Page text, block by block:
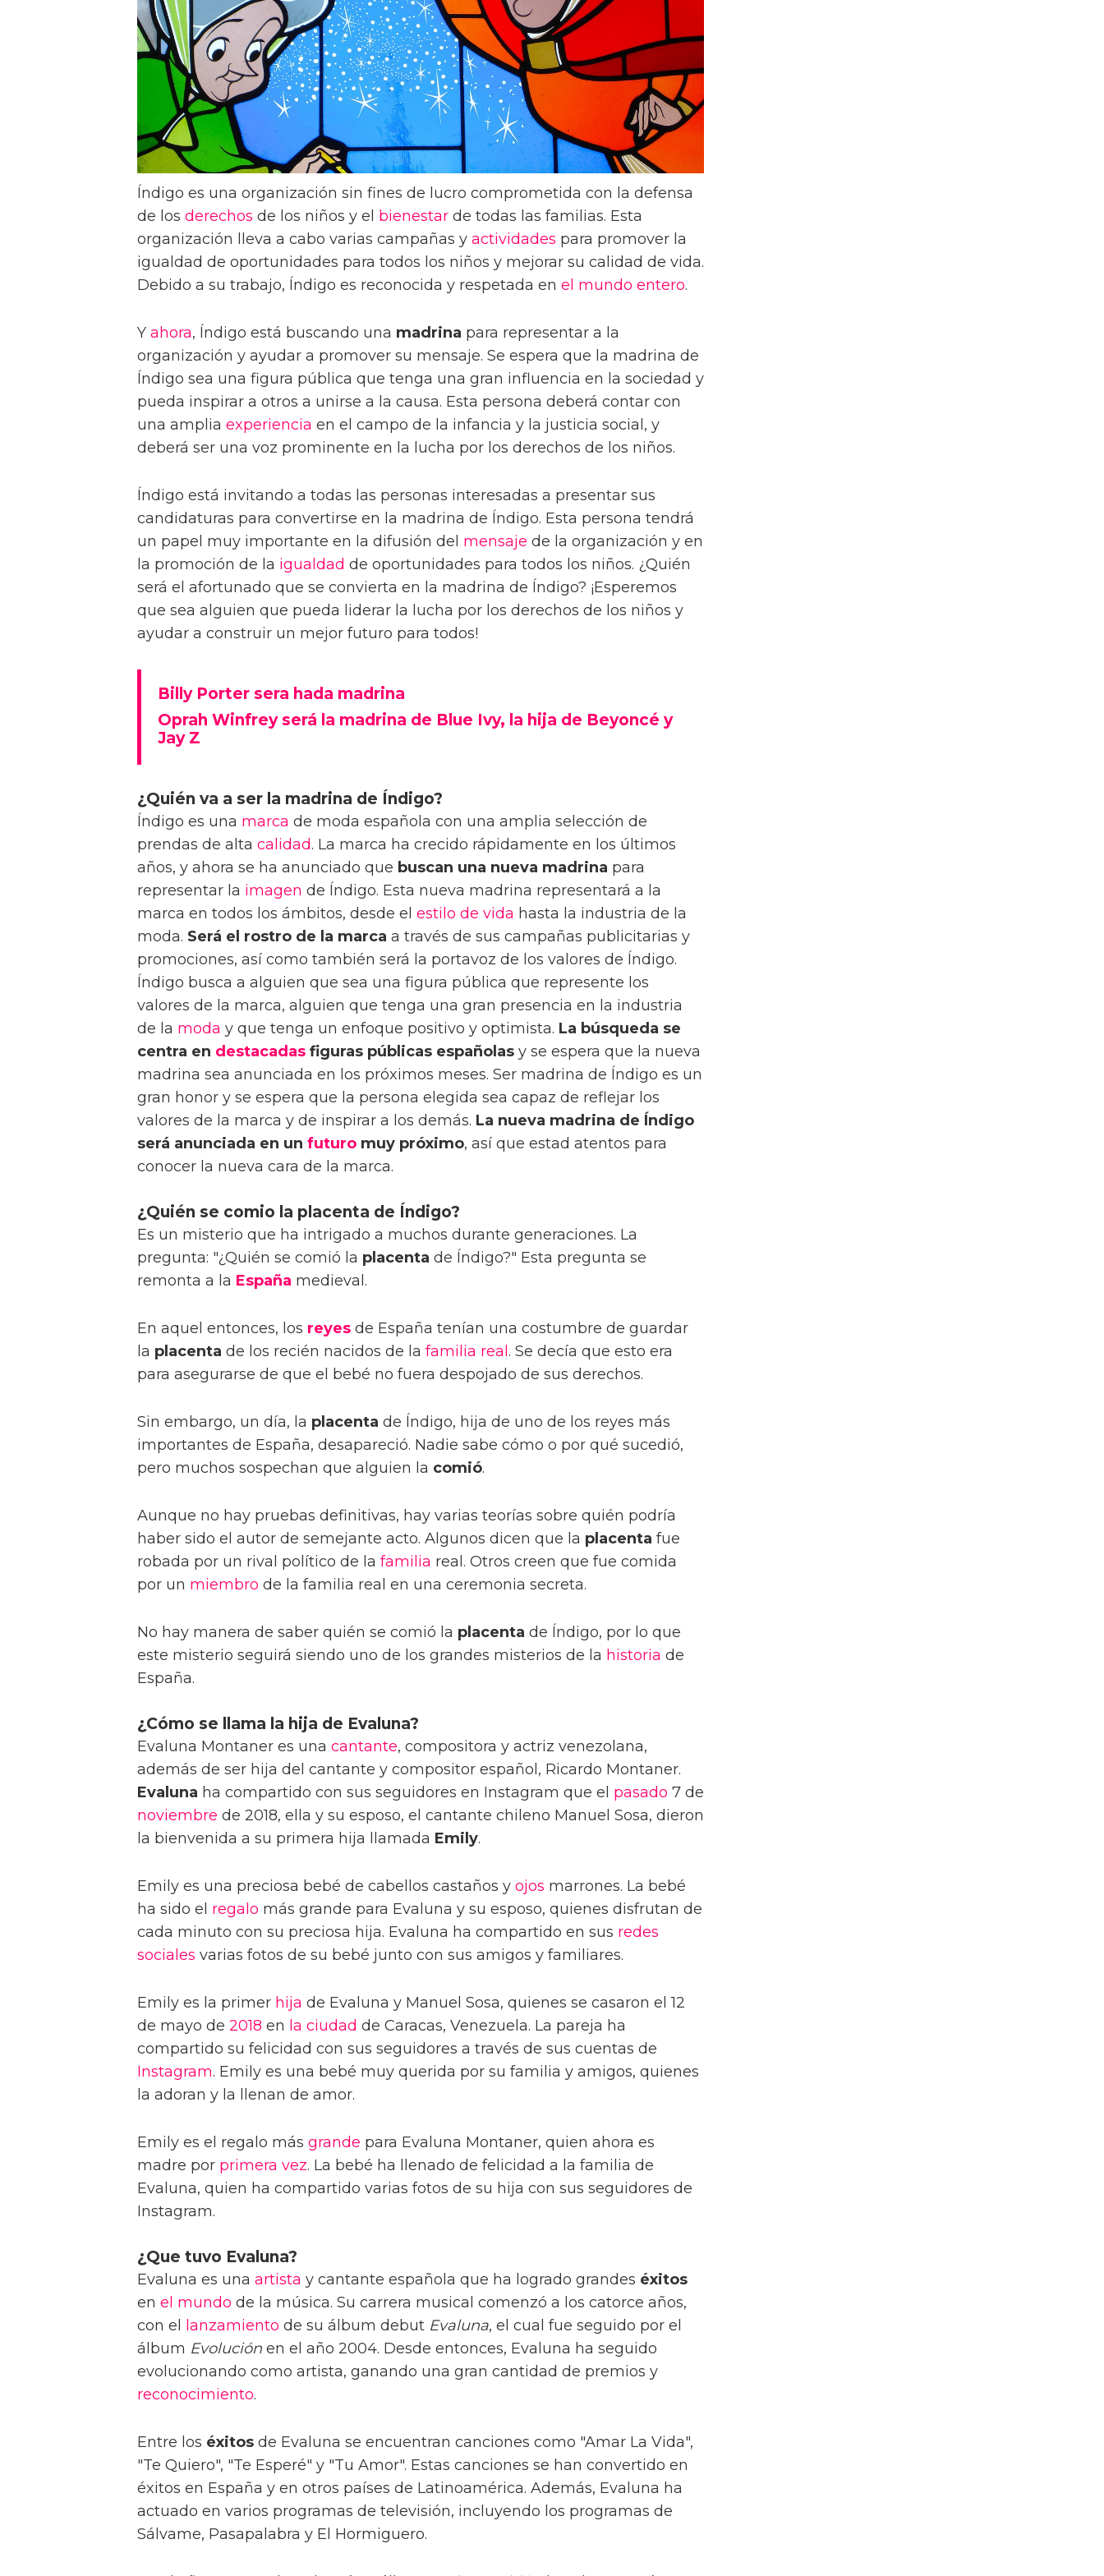
Índigo es una organización sin fines de lucro comprometida con la defensa
de los derechos de los niños y el bienestar de todas las familias. Esta
organización lleva a cabo varias campañas y actividades para promover la
igualdad de oportunidades para todos los niños y mejorar su calidad de vida.
Debido a su trabajo, Índigo es reconocida y respetada en el mundo entero.
Y ahora, Índigo está buscando una madrina para representar a la
organización y ayudar a promover su mensaje. Se espera que la madrina de
Índigo sea una figura pública que tenga una gran influencia en la sociedad y
pueda inspirar a otros a unirse a la causa. Esta persona deberá contar con
una amplia experiencia en el campo de la infancia y la justicia social, y
deberá ser una voz prominente en la lucha por los derechos de los niños.
Índigo está invitando a todas las personas interesadas a presentar sus
candidaturas para convertirse en la madrina de Índigo. Esta persona tendrá
un papel muy importante en la difusión del mensaje de la organización y en
la promoción de la igualdad de oportunidades para todos los niños. ¿Quién
será el afortunado que se convierta en la madrina de Índigo? ¡Esperemos
que sea alguien que pueda liderar la lucha por los derechos de los niños y
ayudar a construir un mejor futuro para todos!
Billy Porter sera hada madrina
Oprah Winfrey será la madrina de Blue Ivy, la hija de Beyoncé y
Jay Z
¿Quién va a ser la madrina de Índigo?
Índigo es una marca de moda española con una amplia selección de
prendas de alta calidad. La marca ha crecido rápidamente en los últimos
años, y ahora se ha anunciado que buscan una nueva madrina para
representar la imagen de Índigo. Esta nueva madrina representará a la
marca en todos los ámbitos, desde el estilo de vida hasta la industria de la
moda. Será el rostro de la marca a través de sus campañas publicitarias y
promociones, así como también será la portavoz de los valores de Índigo.
Índigo busca a alguien que sea una figura pública que represente los
valores de la marca, alguien que tenga una gran presencia en la industria
de la moda y que tenga un enfoque positivo y optimista. La búsqueda se
centra en destacadas figuras públicas españolas y se espera que la nueva
madrina sea anunciada en los próximos meses. Ser madrina de Índigo es un
gran honor y se espera que la persona elegida sea capaz de reflejar los
valores de la marca y de inspirar a los demás. La nueva madrina de Índigo
será anunciada en un futuro muy próximo, así que estad atentos para
conocer la nueva cara de la marca.
¿Quién se comio la placenta de Índigo?
Es un misterio que ha intrigado a muchos durante generaciones. La
pregunta: "¿Quién se comió la placenta de Índigo?" Esta pregunta se
remonta a la España medieval.
En aquel entonces, los reyes de España tenían una costumbre de guardar
la placenta de los recién nacidos de la familia real. Se decía que esto era
para asegurarse de que el bebé no fuera despojado de sus derechos.
Sin embargo, un día, la placenta de Índigo, hija de uno de los reyes más
importantes de España, desapareció. Nadie sabe cómo o por qué sucedió,
pero muchos sospechan que alguien la comió.
Aunque no hay pruebas definitivas, hay varias teorías sobre quién podría
haber sido el autor de semejante acto. Algunos dicen que la placenta fue
robada por un rival político de la familia real. Otros creen que fue comida
por un miembro de la familia real en una ceremonia secreta.
No hay manera de saber quién se comió la placenta de Índigo, por lo que
este misterio seguirá siendo uno de los grandes misterios de la historia de
España.
¿Cómo se llama la hija de Evaluna?
Evaluna Montaner es una cantante, compositora y actriz venezolana,
además de ser hija del cantante y compositor español, Ricardo Montaner.
Evaluna ha compartido con sus seguidores en Instagram que el pasado 7 de
noviembre de 2018, ella y su esposo, el cantante chileno Manuel Sosa, dieron
la bienvenida a su primera hija llamada Emily.
Emily es una preciosa bebé de cabellos castaños y ojos marrones. La bebé
ha sido el regalo más grande para Evaluna y su esposo, quienes disfrutan de
cada minuto con su preciosa hija. Evaluna ha compartido en sus redes
sociales varias fotos de su bebé junto con sus amigos y familiares.
Emily es la primer hija de Evaluna y Manuel Sosa, quienes se casaron el 12
de mayo de 2018 en la ciudad de Caracas, Venezuela. La pareja ha
compartido su felicidad con sus seguidores a través de sus cuentas de
Instagram. Emily es una bebé muy querida por su familia y amigos, quienes
la adoran y la llenan de amor.
Emily es el regalo más grande para Evaluna Montaner, quien ahora es
madre por primera vez. La bebé ha llenado de felicidad a la familia de
Evaluna, quien ha compartido varias fotos de su hija con sus seguidores de
Instagram.
¿Que tuvo Evaluna?
Evaluna es una artista y cantante española que ha logrado grandes éxitos
en el mundo de la música. Su carrera musical comenzó a los catorce años,
con el lanzamiento de su álbum debut Evaluna, el cual fue seguido por el
álbum Evolución en el año 2004. Desde entonces, Evaluna ha seguido
evolucionando como artista, ganando una gran cantidad de premios y
reconocimiento.
Entre los éxitos de Evaluna se encuentran canciones como "Amar La Vida",
"Te Quiero", "Te Esperé" y "Tu Amor". Estas canciones se han convertido en
éxitos en España y en otros países de Latinoamérica. Además, Evaluna ha
actuado en varios programas de televisión, incluyendo los programas de
Sálvame, Pasapalabra y El Hormiguero.